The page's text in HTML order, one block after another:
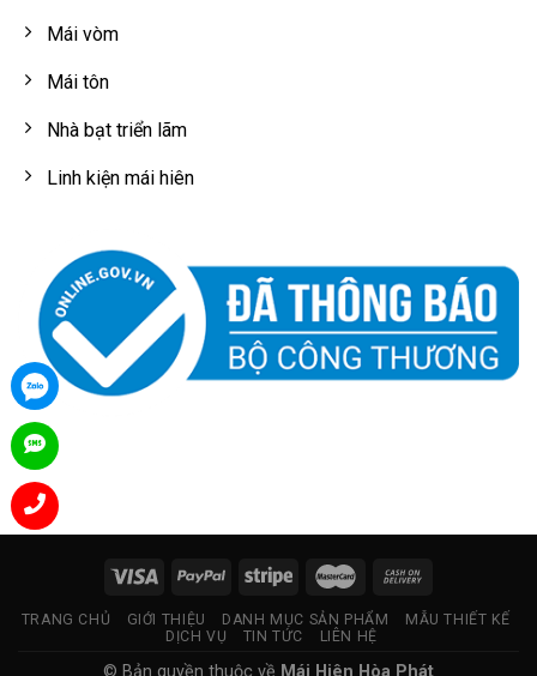
Mái vòm
Mái tôn
Nhà bạt triển lãm
Linh kiện mái hiên
TRANG CHỦ GIỚI THIỆU DANH MỤC SẢN PHẨM
MẪU THIẾT KẾ
DỊCH VỤ
TIN TỨC LIÊN HỆ
© Bản quyền thuộc về Mái Hiên Hòa Phát